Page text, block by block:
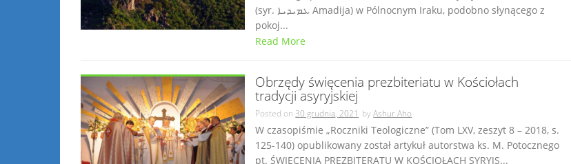
(syr. ܥܡܝܕܝܐ Amadija) w Pólnocnym Iraku, podobno słynącego z
pokoj...
Read More
Obrzędy święcenia prezbiteriatu w Kościołach
tradycji asyryjskiej
Posted on30 grudnia, 2021 byAshur Aho
W czasopiśmie „Roczniki Teologiczne” (Tom LXV, zeszyt 8 – 2018, s.
125-140) opublikowany został artykuł autorstwa ks. M. Potocznego
pt. ŚWIĘCENIA PREZBITERATU W KOŚCIOŁACH SYRYJS...